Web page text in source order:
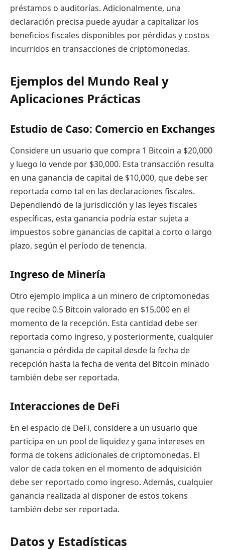
préstamos o auditorías. Adicionalmente, una
declaración precisa puede ayudar a capitalizar los
beneficios fiscales disponibles por pérdidas y costos
incurridos en transacciones de criptomonedas.
Ejemplos del Mundo Real y
Aplicaciones Prácticas
Estudio de Caso: Comercio en Exchanges
Considere un usuario que compra 1 Bitcoin a $20,000
y luego lo vende por $30,000. Esta transacción resulta
en una ganancia de capital de $10,000, que debe ser
reportada como tal en las declaraciones fiscales.
Dependiendo de la jurisdicción y las leyes fiscales
específicas, esta ganancia podría estar sujeta a
impuestos sobre ganancias de capital a corto o largo
plazo, según el período de tenencia.
Ingreso de Minería
Otro ejemplo implica a un minero de criptomonedas
que recibe 0.5 Bitcoin valorado en $15,000 en el
momento de la recepción. Esta cantidad debe ser
reportada como ingreso, y posteriormente, cualquier
ganancia o pérdida de capital desde la fecha de
recepción hasta la fecha de venta del Bitcoin minado
también debe ser reportada.
Interacciones de DeFi
En el espacio de DeFi, considere a un usuario que
participa en un pool de liquidez y gana intereses en
forma de tokens adicionales de criptomonedas. El
valor de cada token en el momento de adquisición
debe ser reportado como ingreso. Además, cualquier
ganancia realizada al disponer de estos tokens
también debe ser reportada.
Datos y Estadísticas